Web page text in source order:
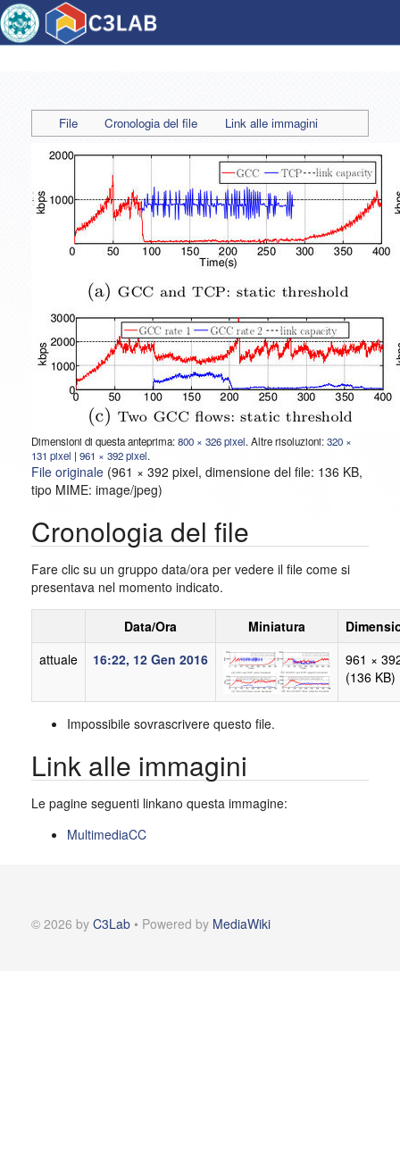
File Cronologia del file Link alle immagini
Dimensioni di questa anteprima:800 × 326 pixel. Altre risoluzioni:320 ×
131 pixel | 961 × 392 pixel.
File originale (961 × 392 pixel, dimensione del file: 136 KB,
tipo MIME: image/jpeg)
Cronologia del file
Fare clic su un gruppo data/ora per vedere il file come si
presentava nel momento indicato.
Data/Ora Miniatura
attuale
16:22, 12 Gen 2016
961 ×
(136 KB)
Impossibile sovrascrivere questo file.
Link alle immagini
Le pagine seguenti linkano questa immagine:
MultimediaCC
© 2026 by C3Lab • Powered by MediaWiki